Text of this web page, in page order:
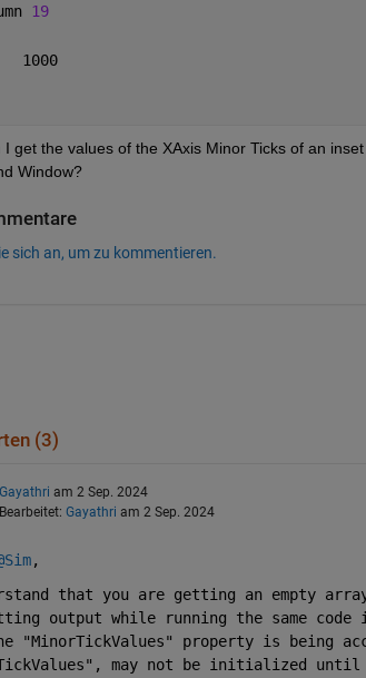
19
1000
I get the values of the XAxis Minor Ticks of an
Window?
sich an, um zu kommentieren.
(3)
Gayathri am 2 Sep. 2024
Bearbeitet: Gayathri am 2 Sep. 2024
,
that you are getting an empty
output while running the same
"MinorTickValues" property is being
may not be initialized